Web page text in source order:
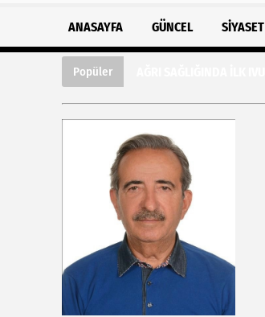
ANASAYFA GÜNCEL SIYASET
Popüler